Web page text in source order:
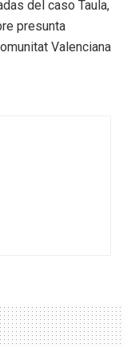
del caso Taula,
presunta
Valenciana